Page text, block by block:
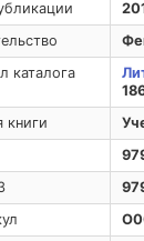
каталога
книги